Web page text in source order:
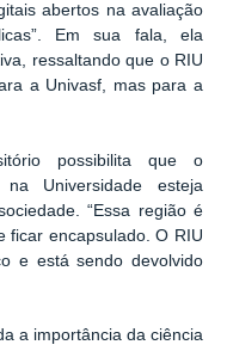
abertos na avaliação
Em sua fala, ela
ressaltando que o RIU
a Univasf, mas para a
possibilita que o
na Universidade esteja
“Essa região é
ficar encapsulado. O RIU
e está sendo devolvido
a importância da ciência